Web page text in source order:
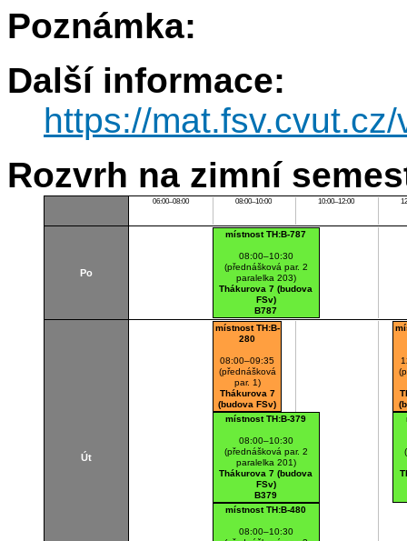
Poznámka:
Další informace:
https://
Rozvrh na zimní
06:00–08:00 08:00–10:00 10:00–12:00
Po
místnost TH:B-787
08:00–10:30
(přednášková par. 2
paralelka 203)
Thákurova 7 (budova
FSv)
B787
Út
místnost TH:B-
280
08:00–09:35
(přednášková
par. 1)
Thákurova 7
(budova FSv)
B280
místnost TH:B-379
08:00–10:30
(přednášková par. 2
paralelka 201)
Thákurova 7 (budova
FSv)
B379
místnost TH:B-480
08:00–10:30